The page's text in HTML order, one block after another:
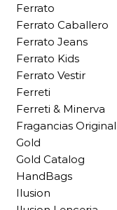
Ferrato
Ferrato Caballero
Ferrato Jeans
Ferrato Kids
Ferrato Vestir
Ferreti
Ferreti & Minerva
Fragancias
Gold
Gold Catalog
HandBags
Ilusion